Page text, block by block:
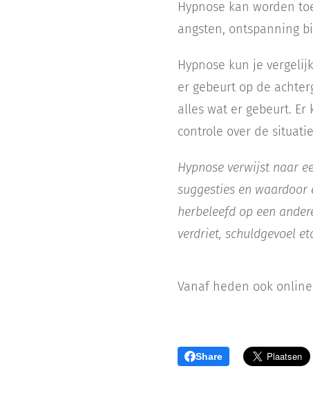
Hypnose kan worden
angsten, ontspanning
Hypnose kun je
er gebeurt op de
alles wat er gebeurt.
controle over de
Hypnose verwijst naar
suggesties en waardoor
herbeleefd op een
verdriet, schuldgevoel
Vanaf heden ook
Share